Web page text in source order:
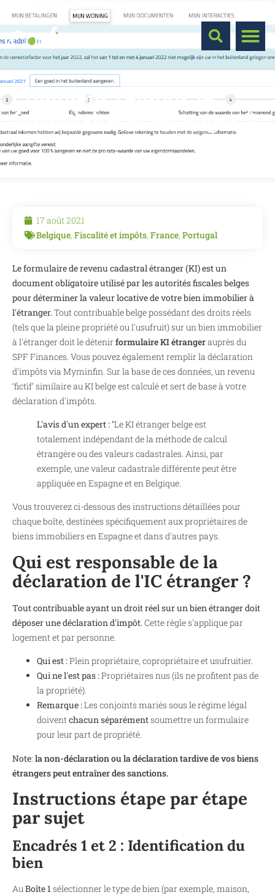
Comment remplir le
formulaire KI étranger ?
17 août 2021
Belgique, Fiscalité et impôts, France, Portugal
Le formulaire de revenu cadastral étranger (KI) est un
document obligatoire utilisé par les autorités fiscales belges
pour déterminer la valeur locative de votre bien immobilier à
l'étranger.Tout contribuable belge possédant des droits réels
(tels que la pleine propriété ou l'usufruit) sur un bien immobilier
à l'étranger doit le détenirformulaire KI étrangerauprès du
SPF Finances. Vous pouvez également remplir la déclaration
d'impôts via Myminfin. Sur la base de ces données, un revenu
‘fictif’ similaire au KI belge est calculé et sert de base à votre
déclaration d'impôts.
L'avis d'un expert :“Le KI étranger belge est
totalement indépendant de la méthode de calcul
étrangère ou des valeurs cadastrales. Ainsi, par
exemple, une valeur cadastrale différente peut être
appliquée en Espagne et en Belgique.
Vous trouverez ci-dessous des instructions détaillées pour
chaque boîte, destinées spécifiquement aux propriétaires de
biens immobiliers en Espagne et dans d'autres pays.
Qui est responsable de la
déclaration de l'IC étranger ?
Tout contribuable ayant un droit réel sur un bien étranger doit
déposer une déclaration d'impôt.Cette règle s'applique par
logement et par personne.
Qui est :Plein propriétaire, copropriétaire et usufruitier.
Qui ne l'est pas :Propriétaires nus (ils ne profitent pas de
la propriété).
Remarque :Les conjoints mariés sous le régime légal
doiventchacun séparémentsoumettre un formulaire
pour leur part de propriété.
Note: la non-déclaration ou la déclaration tardive de vos biens
étrangers peut entraîner des sanctions.
Instructions étape par étape
par sujet
Encadrés 1 et 2 : Identification du
bien
AuBoîte 1sélectionner le type de bien (par exemple, maison,